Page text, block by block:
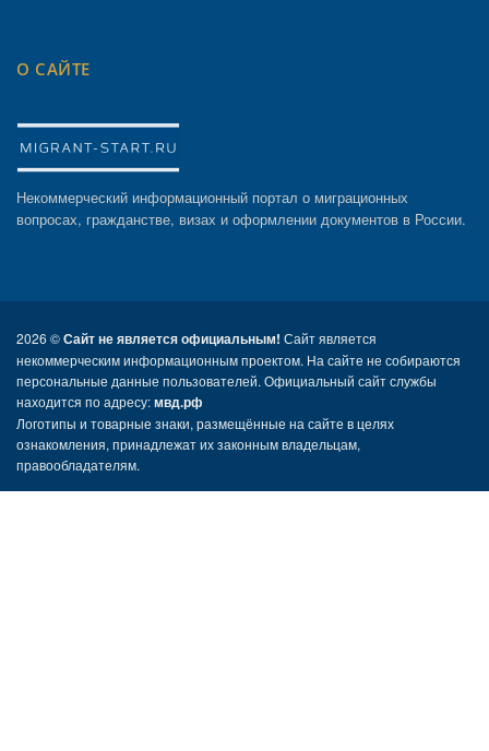
О САЙТЕ
Некоммерческий информационный портал о миграционных
вопросах, гражданстве, визах и оформлении документов в России.
2026 ©Сайт не является официальным! Сайт является
некоммерческим информационным проектом. На сайте не собираются
персональные данные пользователей. Официальный сайт службы
находится по адресу:мвд.рф
Логотипы и товарные знаки, размещённые на сайте в целях
ознакомления, принадлежат их законным владельцам,
правообладателям.